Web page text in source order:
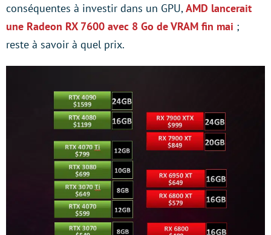
conséquentes à investir dans un GPU,AMD lancerait
une Radeon RX 7600 avec 8 Go de VRAM fin mai ;
reste à savoir à quel prix.